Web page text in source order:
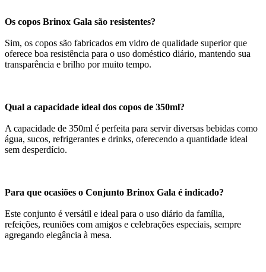
Os copos Brinox Gala são resistentes?
Sim, os copos são fabricados em vidro de qualidade superior que
oferece boa resistência para o uso doméstico diário, mantendo sua
transparência e brilho por muito tempo.
Qual a capacidade ideal dos copos de 350ml?
A capacidade de 350ml é perfeita para servir diversas bebidas como
água, sucos, refrigerantes e drinks, oferecendo a quantidade ideal
sem desperdício.
Para que ocasiões o Conjunto Brinox Gala é indicado?
Este conjunto é versátil e ideal para o uso diário da família,
refeições, reuniões com amigos e celebrações especiais, sempre
agregando elegância à mesa.